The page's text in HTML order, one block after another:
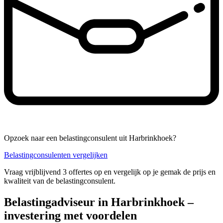
Opzoek naar een belastingconsulent uit Harbrinkhoek?
Belastingconsulenten vergelijken
Vraag vrijblijvend 3 offertes op en vergelijk op je gemak de prijs en
kwaliteit van de belastingconsulent.
Belastingadviseur in Harbrinkhoek –
investering met voordelen